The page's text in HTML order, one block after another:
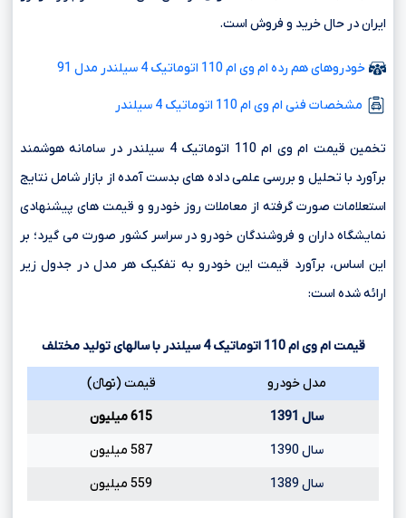
ایران در حال خرید و فروش است.
خودروهای هم رده ام وی ام 110 اتوماتیک 4 سیلندر مدل 91
مشخصات فنی ام وی ام 110 اتوماتیک 4 سیلندر
تخمین قیمت ام وی ام 110 اتوماتیک 4 سیلندر در سامانه هوشمند
برآورد با تحلیل و بررسی علمی داده های بدست آمده از بازار شامل نتایج
استعلامات صورت گرفته از معاملات روز خودرو و قیمت های پیشنهادی
نمایشگاه داران و فروشندگان خودرو در سراسر کشور صورت می گیرد؛ بر
این اساس، برآورد قیمت این خودرو به تفکیک هر مدل در جدول زیر
ارائه شده است:
قیمت ام وی ام110 اتوماتیک4سیلندر با سالهای تولید مختلف
مدل خودرو
قیمت (تومانءءء)
سال 1391
615 میلیون
سال 1390
587 میلیون
سال 1389
559 میلیون